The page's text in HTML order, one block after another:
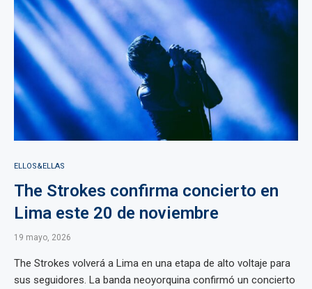
ELLOS&ELLAS
The Strokes confirma concierto en
Lima este 20 de noviembre
19 mayo, 2026
The Strokes volverá a Lima en una etapa de alto voltaje para
sus seguidores. La banda neoyorquina confirmó un concierto